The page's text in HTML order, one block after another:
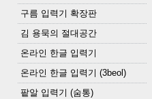
구름 입력기 확장판
김 용묵의 절대공간
온라인 한글 입력기
온라인 한글 입력기 (3beol)
팥알 입력기 (숨통)